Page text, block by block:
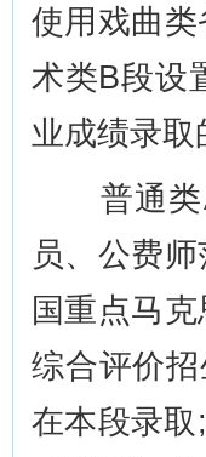
使用戏曲
术类B段设
业成绩录
普通类A
员、公费
国重点马
综合评价
在本段录